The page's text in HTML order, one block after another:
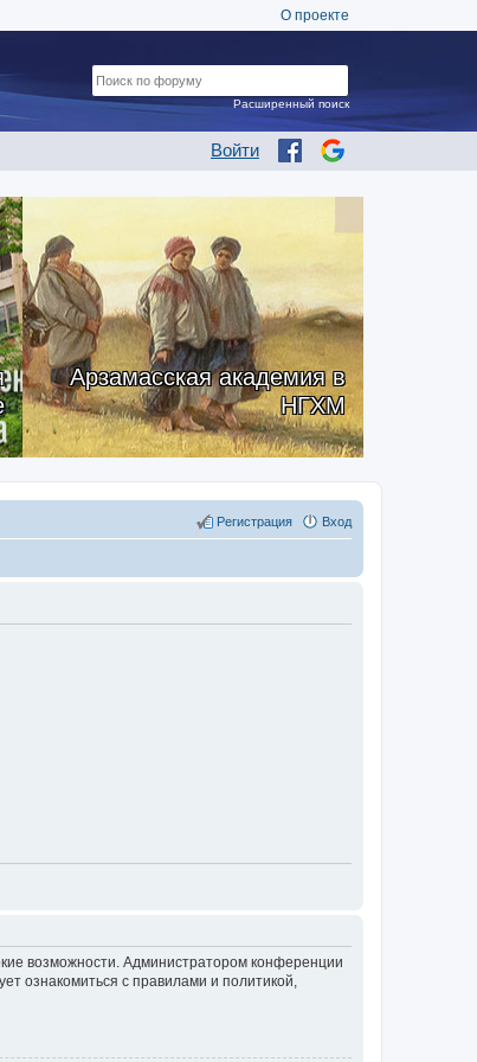
О проекте
Войти
Расширенный поиск
Арзамасская академия в
НГХМ
Вход
Регистрация
возможности. Администратором конференции
ознакомиться с правилами и политикой,